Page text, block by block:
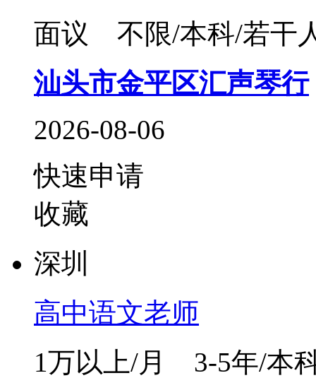
面议 不限/本科/若干
汕头市金平区汇声琴行
2026-08-06
快速申请
收藏
深圳
高中语文老师
1万以上/月
3-5年/本